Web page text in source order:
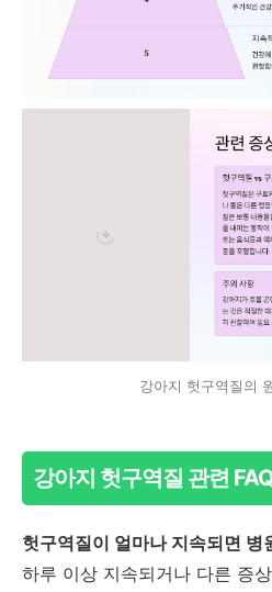
강아지 헛구역질의
강아지 헛구역질 관련
헛구역질이 얼마나 지속되면 병
하루 이상 지속되거나 다른 증